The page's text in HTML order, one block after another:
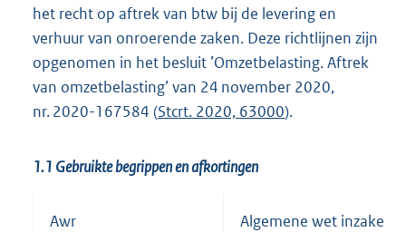
het recht op aftrek van btw bij de levering en
verhuur van onroerende zaken. Deze richtlijnen zijn
opgenomen in het besluit ’Omzetbelasting. Aftrek
van omzetbelasting’ van 24 november 2020,
nr. 2020-167584 (Stcrt. 2020, 63000).
1.1 Gebruikte begrippen en afkortingen
Awr
Algemene wet inzake